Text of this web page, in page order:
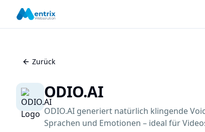
Zurück
ODIO.AI
ODIO.AI generiert natürlich klingende
Sprachen und Emotionen – ideal für